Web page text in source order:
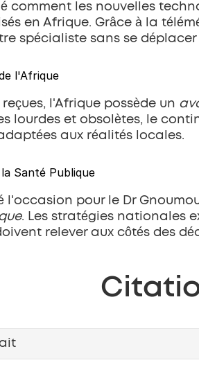
comment les nouvelles
en Afrique. Grâce à la
spécialiste sans se
l'Afrique
l'Afrique possède un
lourdes et obsolètes, le
aux réalités locales.
Santé Publique
l'occasion pour le Dr
. Les stratégies nationales
relever aux côtés des